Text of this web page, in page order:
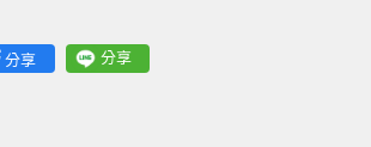
分享 分享